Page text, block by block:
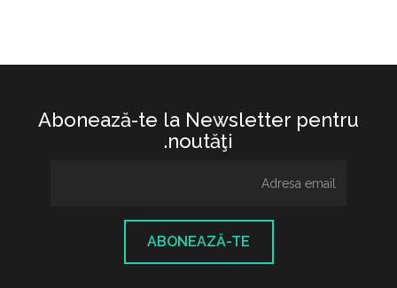
Abonează-te la Newsletter pentru
noutăţi.
ABONEAZĂ-TE